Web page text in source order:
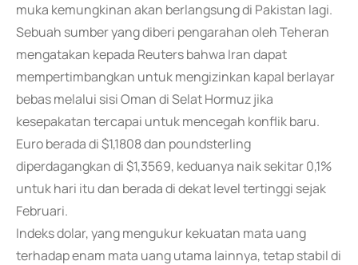
muka kemungkinan akan berlangsung di Pakistan lagi.
Sebuah sumber yang diberi pengarahan oleh Teheran
mengatakan kepada Reuters bahwa Iran dapat
mempertimbangkan untuk mengizinkan kapal berlayar
bebas melalui sisi Oman di Selat Hormuz jika
kesepakatan tercapai untuk mencegah konflik baru.
Euro berada di $1,1808 dan poundsterling
diperdagangkan di $1,3569, keduanya naik sekitar 0,1%
untuk hari itu dan berada di dekat level tertinggi sejak
Februari.
Indeks dolar, yang mengukur kekuatan mata uang
terhadap enam mata uang utama lainnya, tetap stabil di